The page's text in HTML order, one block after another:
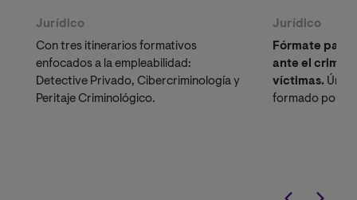
Jurídico
Con tres itinerarios formativos
enfocados a la empleabilidad:
Detective Privado, Cibercriminología y
Peritaje Criminológico.
Jurídico
Fórmate para
ante el crimen
víctimas.
formado por